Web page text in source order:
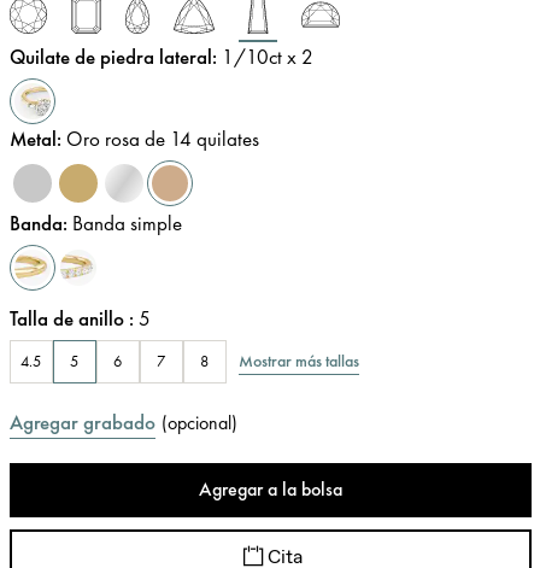
Quilate de piedra lateral: 1/10ct x 2
Metal: Oro rosa de 14 quilates
Banda: Banda simple
Talla de anillo : 5
4.5 5 6 7 8 Mostrar más tallas
Agregar grabado (opcional)
Agregar a la bolsa
Cita